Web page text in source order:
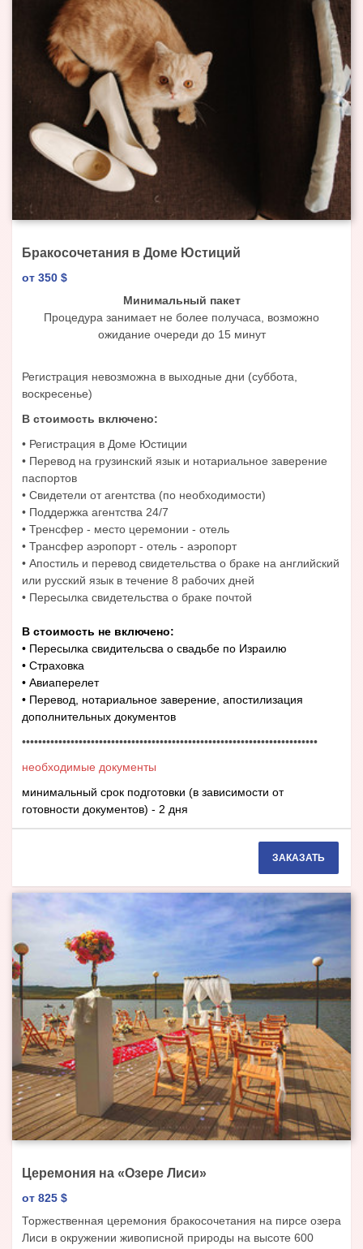
Бракосочетания в Доме Юстиций
от 350 $
Минимальный пакет
Процедура занимает не более получаса, возможно
ожидание очереди до 15 минут
Регистрация невозможна в выходные дни (суббота,
воскресенье)
В стоимость включено:
• Регистрация в Доме Юстиции
• Перевод на грузинский язык и нотариальное заверение
паспортов
• Свидетели от агентства (по необходимости)
• Поддержка агентства 24/7
• Тренсфер - место церемонии - отель
• Трансфер аэропорт - отель - аэропорт
• Апостиль и перевод свидетельства о браке на английский
или русский язык в течение 8 рабочих дней
• Пересылка свидетельства о браке почтой
В стоимость не включено:
• Пересылка свидительсва о свадьбе по Израилю
• Страховка
• Авиаперелет
• Перевод, нотариальное заверение, апостилизация
дополнительных документов
•••••••••••••••••••••••••••••••••••••••••••••••••••••••••••••••••••••••••
необходимые документы
минимальный срок подготовки (в зависимости от
готовности документов) - 2 дня
ЗАКАЗАТЬ
Церемония на «Озере Лиси»
от 825 $
Торжественная церемония бракосочетания на пирсе озера
Лиси в окружении живописной природы на высоте 600